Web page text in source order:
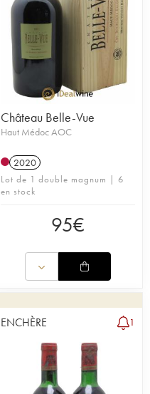
Château Belle-Vue
Haut Médoc AOC
2020
Lot de 1 double magnum | 6
en stock
95€
ENCHÈRE 1